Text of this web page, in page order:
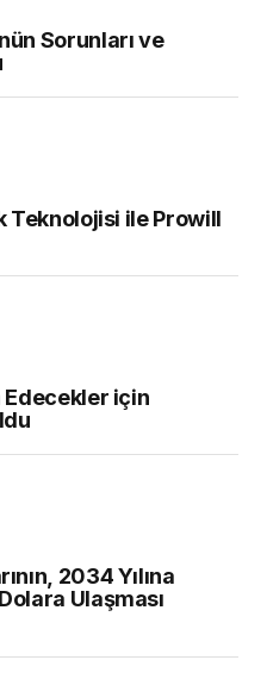
Sorunları ve
Teknolojisi ile Prowill
Edecekler için
2034 Yılına
Ulaşması